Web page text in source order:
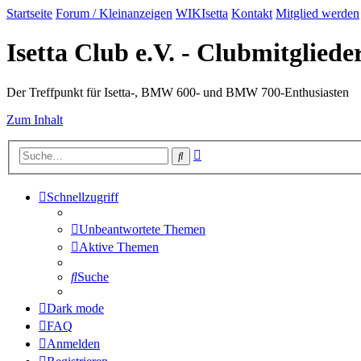
Startseite Forum / Kleinanzeigen WIKIsetta Kontakt Mitglied werden
Isetta Club e.V. -
Der Treffpunkt für Isetta-, BMW 600- und BMW 700-Enthusiasten
Zum Inhalt
Suche
Schnellzugriff
Unbeantwortete Themen
Aktive Themen
Suche
Dark mode
FAQ
Anmelden